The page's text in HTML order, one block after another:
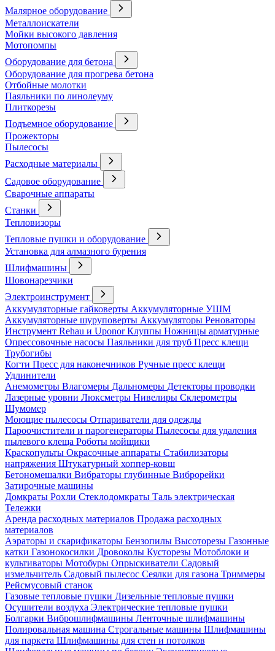
Малярное оборудование
Металлоискатели
Мойки высокого давления
Мотопомпы
Оборудование для бетона
Оборудование для прогрева бетона
Отбойные молотки
Паяльники по линолеуму
Плиткорезы
Подъемное оборудование
Прожекторы
Пылесосы
Расходные материалы
Садовое оборудование
Сварочные аппараты
Станки
Тепловизоры
Тепловые пушки и оборудование
Установка для алмазного бурения
Шлифмашины
Шовонарезчики
Электроинструмент
Аккумуляторные гайковерты Аккумуляторные УШМ
Аккумуляторные шуруповерты Аккумуляторы Реноваторы
Инструмент Rehau и UponorКлуппы Ножницы арматурные
Опрессовочные насосы Паяльники для труб Пресс клещи
Трубогибы
Когти Пресс для наконечников Ручные пресс клещи
Удлинители
Анемометры Влагомеры Дальномеры Детекторы проводки
Лазерные уровни Люксметры Нивелиры Склерометры
Шумомер
Моющие пылесосы Отпариватели для одежды
Пароочистители и парогенераторы Пылесосы для удаления
пылевого клеща Роботы мойщики
Краскопульты Окрасочные аппараты Стабилизаторы
напряжения Штукатурный хоппер-ковш
Бетономешалки Вибраторы глубинные Виброрейки
Затирочные машины
Домкраты Рохли Стеклодомкраты Таль электрическая
Тележки
Аренда расходных материалов Продажа расходных
материалов
Аэраторы и скарификаторы Бензопилы Высоторезы Газонные
катки Газонокосилки Дровоколы Кусторезы Мотоблоки и
культиваторы Мотобуры Опрыскиватели Садовый
измельчитель Садовый пылесос Сеялки для газона Триммеры
Рейсмусовый станок
Газовые тепловые пушки Дизельные тепловые пушки
Осушители воздуха Электрические тепловые пушки
Болгарки Виброшлифмашины Ленточные шлифмашины
Полировальная машина Строгальные машины Шлифмашины
для паркета Шлифмашины для стен и потолков